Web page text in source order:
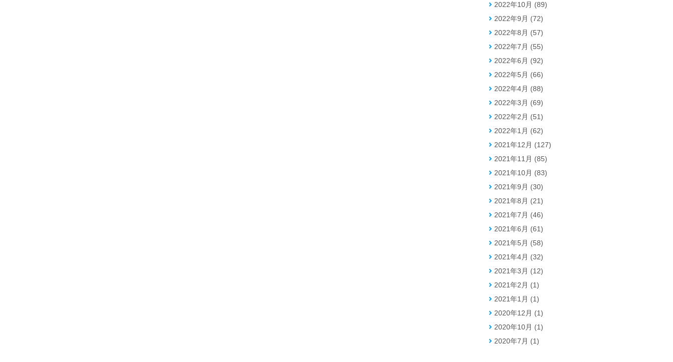
2022年10月 (89)
2022年9月 (72)
2022年8月 (57)
2022年7月 (55)
2022年6月 (92)
2022年5月 (66)
2022年4月 (88)
2022年3月 (69)
2022年2月 (51)
2022年1月 (62)
2021年12月 (127)
2021年11月 (85)
2021年10月 (83)
2021年9月 (30)
2021年8月 (21)
2021年7月 (46)
2021年6月 (61)
2021年5月 (58)
2021年4月 (32)
2021年3月 (12)
2021年2月 (1)
2021年1月 (1)
2020年12月 (1)
2020年10月 (1)
2020年7月 (1)